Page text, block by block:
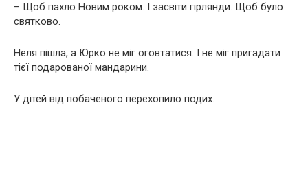
– Щоб пахло Новим роком. І засвіти гірлянди. Щоб було
святково.
Неля пішла, а Юрко не міг оговтатися. І не міг пригадати
тієї подарованої мандарини.
У дітей від побаченого перехопило подих.